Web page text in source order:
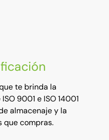
te brinda la
9001 e ISO 14001
almacenaje y la
que compras.